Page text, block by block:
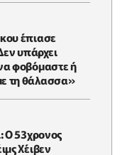
έπιασε
υπάρχει
φοβόμαστε ή
τη θάλασσα»
Ο 53χρονος
Χέιβεν